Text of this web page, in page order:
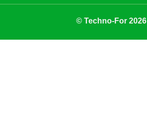
© Techno-For 2026